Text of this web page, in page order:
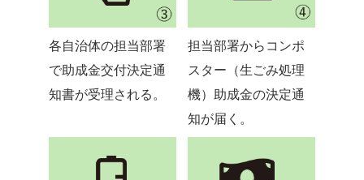
各自治体の担当部署
で助成金交付決定通
知書が受理される。
担当部署からコンポ
スター（生ごみ処理
機）助成金の決定通
知が届く。